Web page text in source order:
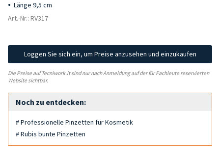
Länge 9,5 cm
Art.-Nr.: RV317
Loggen Sie sich ein, um Preise anzusehen und einzukaufen
Die Preise auf Tecniwork.it sind nur nach Anmeldung auf der für Fachleute reservierten
Website sichtbar.
Noch zu entdecken:
# Professionelle Pinzetten für Kosmetik
# Rubis bunte Pinzetten